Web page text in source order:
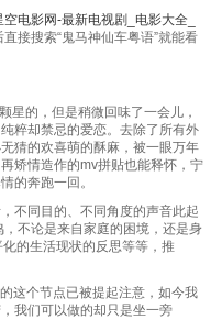
空电影网-最新电视剧_电影大全_
接搜索“鬼马神仙车粤语”就能看
星的，但是稍微回味了一会儿，
粹却禁忌的爱恋。去除了所有外
猜的欢喜萌的酥麻，被一眼万年
矫情造作的mv拼贴也能释怀，宁
的奔跑一回。
不同目的、不同角度的声音此起
不论是来自家庭的困境，还是身
的生活现状的反思等等，推
这个节点已被提起注意，如今我
我们可以做的却只是坐一旁